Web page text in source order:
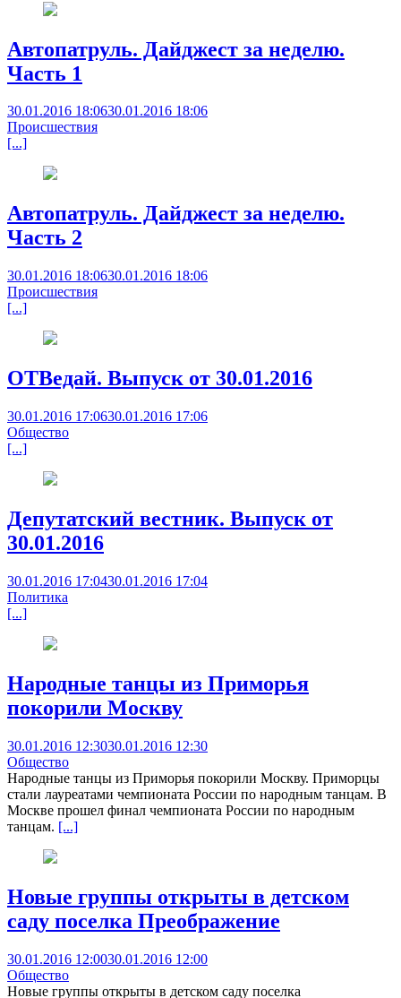
Автопатруль. Дайджест за неделю.
Часть 1
30.01.2016 18:0630.01.2016 18:06
Происшествия
[...]
Автопатруль. Дайджест за неделю.
Часть 2
30.01.2016 18:0630.01.2016 18:06
Происшествия
[...]
ОТВедай. Выпуск от 30.01.2016
30.01.2016 17:0630.01.2016 17:06
Общество
[...]
Депутатский вестник. Выпуск от
30.01.2016
30.01.2016 17:0430.01.2016 17:04
Политика
[...]
Народные танцы из Приморья
покорили Москву
30.01.2016 12:3030.01.2016 12:30
Общество
Народные танцы из Приморья покорили Москву. Приморцы
стали лауреатами чемпионата России по народным танцам. В
Москве прошел финал чемпионата России по народным
танцам. [...]
Новые группы открыты в детском
саду поселка Преображение
30.01.2016 12:0030.01.2016 12:00
Общество
Новые группы открыты в детском саду поселка